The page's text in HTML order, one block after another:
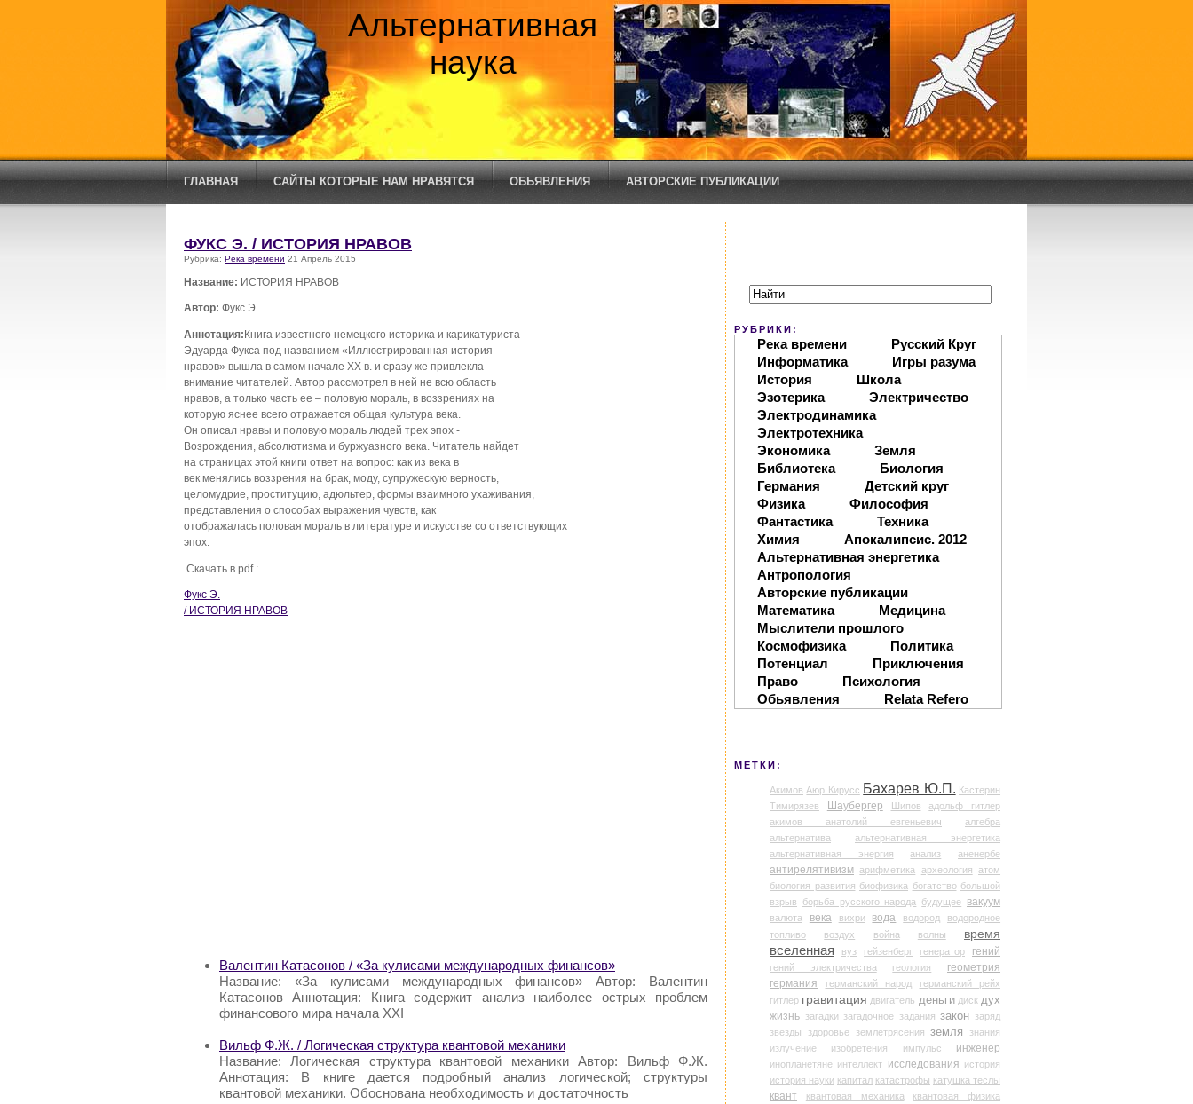
Альтернативная
наука
ГЛАВНАЯ САЙТЫ КОТОРЫЕ НАМ НРАВЯТСЯ ОБЬЯВЛЕНИЯ АВТОРСКИЕ ПУБЛИКАЦИИ
ФУКС Э. / ИСТОРИЯ НРАВОВ
Рубрика: Река времени 21 Апрель 2015
Название: ИСТОРИЯ НРАВОВ
Автор: Фукс Э.
Аннотация:Книга известного немецкого историка и карикатуриста
Эдуарда Фукса под названием «Иллюстрированная история
нравов» вышла в самом начале XX в. и сразу же привлекла
внимание читателей. Автор рассмотрел в ней не всю область
нравов, а только часть ее – половую мораль, в воззрениях на
которую яснее всего отражается общая культура века.
Он описал нравы и половую мораль людей трех эпох -
Возрождения, абсолютизма и буржуазного века. Читатель найдет
на страницах этой книги ответ на вопрос: как из века в
век менялись воззрения на брак, моду, супружескую верность,
целомудрие, проституцию, адюльтер, формы взаимного ухаживания,
представления о способах выражения чувств, как
отображалась половая мораль в литературе и искусстве со ответствующих
эпох.
Скачать в pdf :
Фукс Э.
/ ИСТОРИЯ НРАВОВ
Валентин Катасонов / «За кулисами международных финансов»
Название: «За кулисами международных финансов» Автор: Валентин
Катасонов Аннотация: Книга содержит анализ наиболее острых проблем
финансового мира начала XXI
Вильф Ф.Ж. / Логическая структура квантовой механики
Название: Логическая структура квантовой механики Автор: Вильф Ф.Ж.
Аннотация: В книге дается подробный анализ логической; структуры
квантовой механики. Обоснована необходимость и достаточность
РУБРИКИ:
Река времени
Русский Круг
Информатика
Игры разума
История
Школа
Эзотерика
Электричество
Электродинамика
Электротехника
Экономика
Земля
Библиотека
Биология
Германия
Детский круг
Физика
Философия
Фантастика
Техника
Химия
Апокалипсис. 2012
Альтернативная энергетика
Антропология
Авторские публикации
Математика
Медицина
Мыслители прошлого
Космофизика
Политика
Потенциал
Приключения
Право
Психология
Обьявления
Relata Refero
МЕТКИ:
Акимов Аюр Кирусс Бахарев Ю.П. Кастерин
Тимирязев
Шаубергер Шипов
адольф гитлер
акимов анатолий евгеньевич
алгебра
альтернатива
альтернативная энергетика
альтернативная энергия
анализ аненербе
антирелятивизм арифметика археология атом
биология развития биофизика богатство большой
взрыв
борьба русского народа будущее вакуум
валюта века вихри вода водород
водородное
топливо
воздух война волны
время
вселенная
вуз гейзенберг генератор гений
гений электричества геология
геометрия
германия
германский народ
германский рейх
гитлер гравитация двигатель деньги диск дух
жизнь загадки загадочное задания закон заряд
звезды
здоровье землетрясения земля
знания
излучение
изобретения импульс инженер
инопланетяне интеллект исследования история
история науки капитал катастрофы катушка теслы
квант квантовая механика квантовая физика